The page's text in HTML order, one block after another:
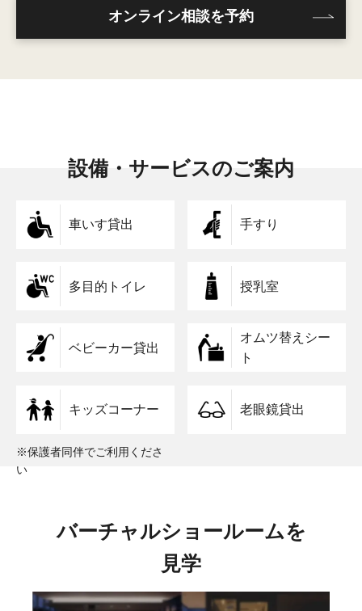
オンライン相談を予約
設備・サービスのご案内
車いす貸出 手すり
多目的トイレ 授乳室
ベビーカー貸出
オムツ替えシー
ト
キッズコーナー
※保護者同伴でご利用くださ
い
老眼鏡貸出
バーチャルショールームを
見学